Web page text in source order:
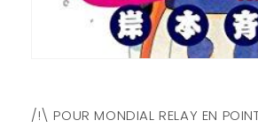
dans
/!\ POUR MONDIAL RELAY EN